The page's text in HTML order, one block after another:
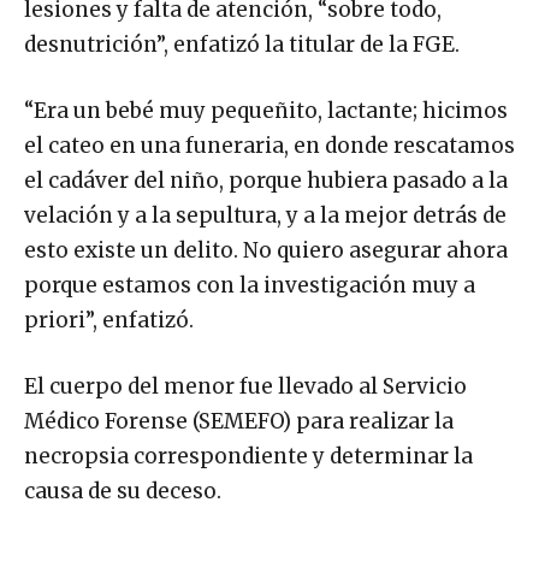
lesiones y falta de atención, “sobre todo,
desnutrición”, enfatizó la titular de la FGE.
“Era un bebé muy pequeñito, lactante; hicimos
el cateo en una funeraria, en donde rescatamos
el cadáver del niño, porque hubiera pasado a la
velación y a la sepultura, y a la mejor detrás de
esto existe un delito. No quiero asegurar ahora
porque estamos con la investigación muy a
priori”, enfatizó.
El cuerpo del menor fue llevado al Servicio
Médico Forense (SEMEFO) para realizar la
necropsia correspondiente y determinar la
causa de su deceso.